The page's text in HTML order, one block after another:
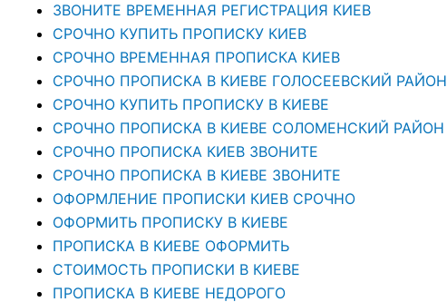
ЗВОНИТЕ ВРЕМЕННАЯ РЕГИСТРАЦИЯ КИЕВ
СРОЧНО КУПИТЬ ПРОПИСКУ КИЕВ
СРОЧНО ВРЕМЕННАЯ ПРОПИСКА КИЕВ
СРОЧНО ПРОПИСКА В КИЕВЕ ГОЛОСЕЕВСКИЙ РАЙОН
СРОЧНО КУПИТЬ ПРОПИСКУ В КИЕВЕ
CРОЧНО ПРОПИСКА В КИЕВЕ СОЛОМЕНСКИЙ РАЙОН
СРОЧНО ПРОПИСКА КИЕВ ЗВОНИТЕ
СРОЧНО ПРОПИСКА В КИЕВЕ ЗВОНИТЕ
ОФОРМЛЕНИЕ ПРОПИСКИ КИЕВ СРОЧНО
ОФОРМИТЬ ПРОПИСКУ В КИЕВЕ
ПРОПИСКА В КИЕВЕ ОФОРМИТЬ
СТОИМОСТЬ ПРОПИСКИ В КИЕВЕ
ПРОПИСКА В КИЕВЕ НЕДОРОГО